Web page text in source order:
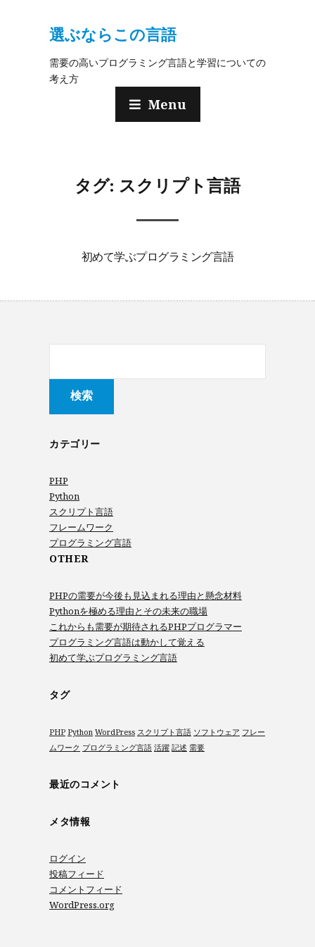
選ぶならこの言語
需要の高いプログラミング言語と学習についての
考え方
Menu
タグ: スクリプト言語
初めて学ぶプログラミング言語
カテゴリー
PHP
Python
スクリプト言語
フレームワーク
プログラミング言語
OTHER
PHPの需要が今後も見込まれる理由と懸念材料
Pythonを極める理由とその未来の職場
これからも需要が期待されるPHPプログラマー
プログラミング言語は動かして覚える
初めて学ぶプログラミング言語
タグ
PHP Python WordPress スクリプト言語 ソフトウェア フレー
ムワーク プログラミング言語 活躍 記述 需要
最近のコメント
メタ情報
ログイン
投稿フィード
コメントフィード
WordPress.org